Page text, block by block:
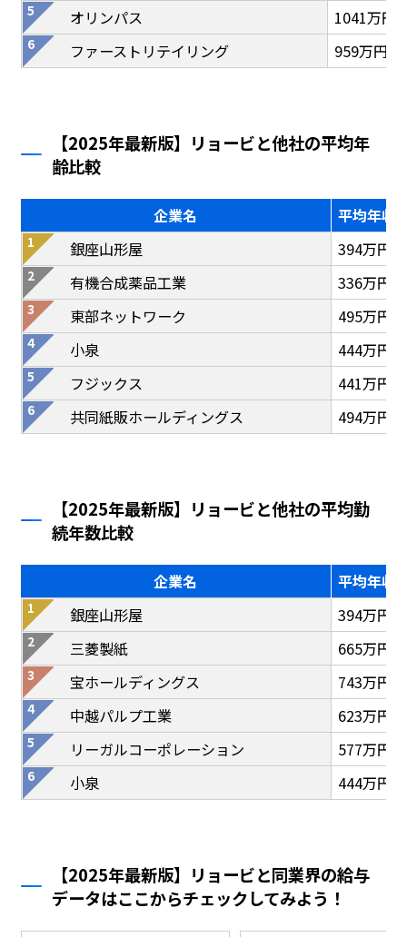
オリンパス
1041万円
ファーストリテイリング
959万円
【2025年最新版】リョービと他社の平均年
齢比較
企業名
平均年収
銀座山形屋
394万円
有機合成薬品工業
336万円
東部ネットワーク
495万円
小泉
444万円
フジックス
441万円
共同紙販ホールディングス
494万円
【2025年最新版】リョービと他社の平均勤
続年数比較
企業名
平均年収
銀座山形屋
394万円
三菱製紙
665万円
宝ホールディングス
743万円
中越パルプ工業
623万円
リーガルコーポレーション
577万円
小泉
444万円
【2025年最新版】リョービと同業界の給与
データはここからチェックしてみよう！